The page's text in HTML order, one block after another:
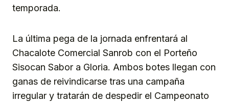
temporada.
La última pega de la jornada enfrentará al
Chacalote Comercial Sanrob con el Porteño
Sisocan Sabor a Gloria. Ambos botes llegan con
ganas de reivindicarse tras una campaña
irregular y tratarán de despedir el Campeonato